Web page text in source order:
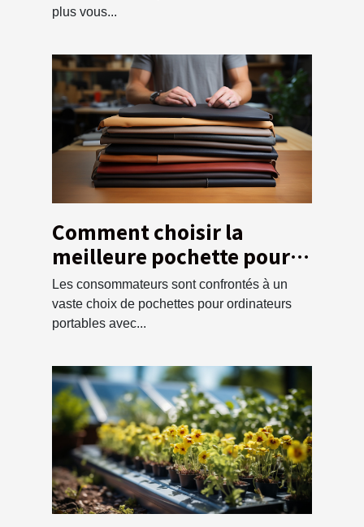
plus vous...
Comment choisir la
meilleure pochette pour
votre ordinateur ?
Les consommateurs sont confrontés à un
vaste choix de pochettes pour ordinateurs
portables avec...